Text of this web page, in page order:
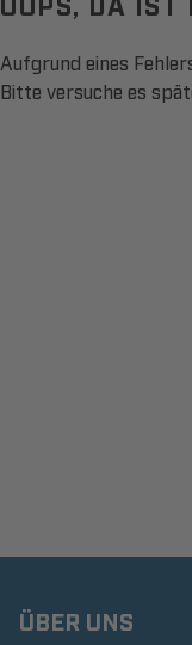
Aufgrund eines
Bitte versuche es
ÜBER UNS